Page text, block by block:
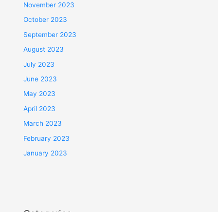
November 2023
October 2023
September 2023
August 2023
July 2023
June 2023
May 2023
April 2023
March 2023
February 2023
January 2023